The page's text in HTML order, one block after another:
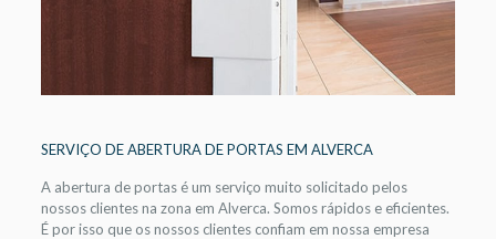
SERVIÇO DE ABERTURA DE PORTAS EM ALVERCA
A abertura de portas é um serviço muito solicitado pelos
nossos clientes na zona em Alverca. Somos rápidos e eficientes.
É por isso que os nossos clientes confiam em nossa empresa